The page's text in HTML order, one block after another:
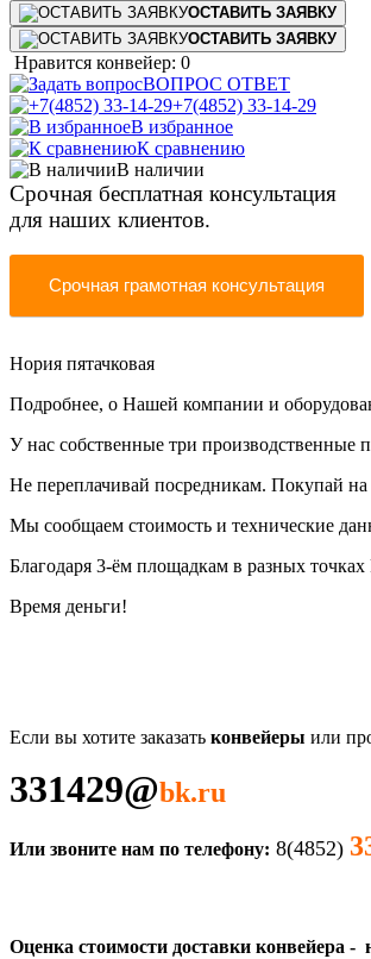
ОСТАВИТЬ ЗАЯВКУ
ОСТАВИТЬ ЗАЯВКУ
Нравится конвейер: 0
ВОПРОС ОТВЕТ
+7(4852) 33-14-29
В избранное
К сравнению
В наличии
Срочная бесплатная консультация
для наших клиентов.
Срочная грамотная консультация
Нория пятачковая
Подробнее, о Нашей компании и
У нас собственные три производственные
Не переплачивай посредникам. Покупай
Мы сообщаем стоимость и технические
Благодаря 3-ём площадкам в разных
Время деньги!
Если вы хотите заказать конвейеры или
331429@bk.ru
Или звоните нам по телефону: 8(4852)
Оценка стоимости доставки конвейера -